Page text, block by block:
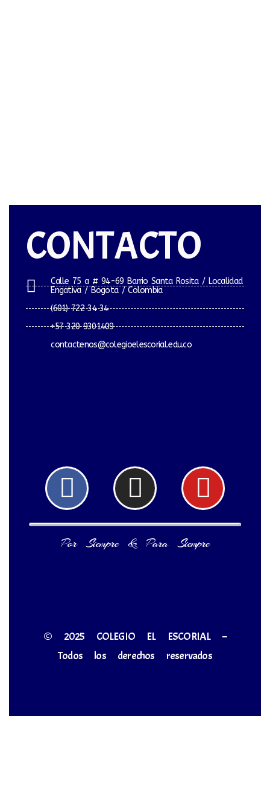
CONTACTO
Calle 75 a # 94-69 Barrio Santa Rosita / Localidad
Engativa / Bogota / Colombia
(601) 722 34 34
+57 320 9301409
contactenos@colegioelescorial.edu.co
FacebookInstagram
Por Siempre & Para Siempre
© 2025 COLEGIO EL ESCORIAL –
Todos los derechos reservados